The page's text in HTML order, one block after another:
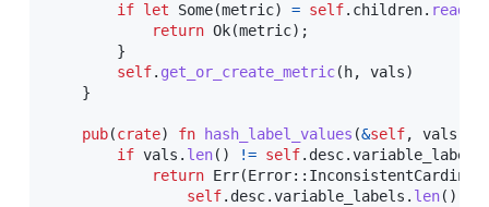
if let Some(metric) = self. children. read
return Ok(metric) ;
}
self. get_or_create_metric( h, vals)
}
pub(crate) fn hash_label_values (&self, vals
if vals . len( ) != self. desc.variable_labels
return Err(Error::
self. desc.variable_labels . len( )